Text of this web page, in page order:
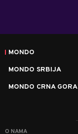
MONDO
MONDO SRBIJA
MONDO CRNA GORA
O NAMA